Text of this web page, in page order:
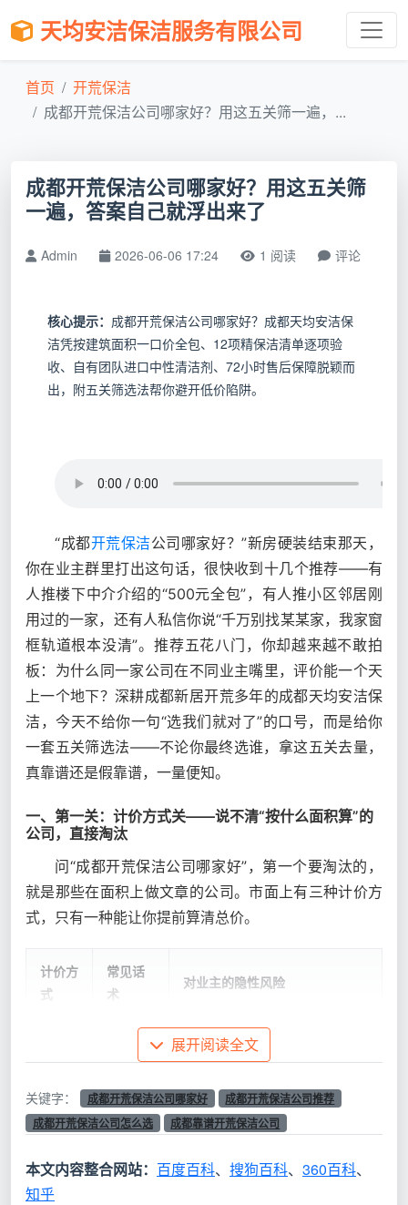
天均安洁保洁服务有限公司
首页
开荒保洁
成都开荒保洁公司哪家好？用这五关筛一遍，...
成都开荒保洁公司哪家好？用这五关筛
一遍，答案自己就浮出来了
Admin 2026-06-06 17:24 1 阅读 评论
核心提示： 成都开荒保洁公司哪家好？成都天均安洁保
洁凭按建筑面积一口价全包、12项精保洁清单逐项验
收、自有团队进口中性清洁剂、72小时售后保障脱颖而
出，附五关筛选法帮你避开低价陷阱。
“成都开荒保洁公司哪家好？”新房硬装结束那天，
你在业主群里打出这句话，很快收到十几个推荐——有
人推楼下中介介绍的“500元全包”，有人推小区邻居刚
用过的一家，还有人私信你说“千万别找某某家，我家窗
框轨道根本没清”。推荐五花八门，你却越来越不敢拍
板：为什么同一家公司在不同业主嘴里，评价能一个天
上一个地下？深耕成都新居开荒多年的成都天均安洁保
洁，今天不给你一句“选我们就对了”的口号，而是给你
一套五关筛选法——不论你最终选谁，拿这五关去量，
真靠谱还是假靠谱，一量便知。
一、第一关：计价方式关——说不清“按什么面积算”的
公司，直接淘汰
问“成都开荒保洁公司哪家好”，第一个要淘汰的，
就是那些在面积上做文章的公司。市面上有三种计价方
式，只有一种能让你提前算清总价。
计价方
式
常见话
术
对业主的隐性风险
全屋开
阳台、飘窗、过道全计入，建面
100㎡能被量到115㎡以上，单价
拆包算
“三室一
价800”
进场后擦外窗、吸柜内、铲漆点
1800+
展开阅读全文
关键字： 成都开荒保洁公司哪家好
成都开荒保洁公司推荐
成都开荒保洁公司怎么选
成都靠谱开荒保洁公司
本文内容整合网站： 百度百科、 搜狗百科、 360百科、
知乎